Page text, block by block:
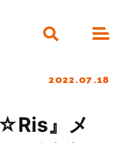
2022.07.18
』メ